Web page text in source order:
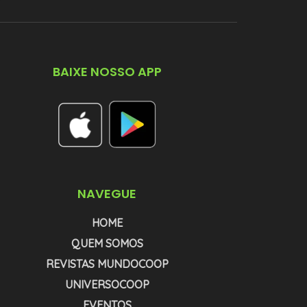
BAIXE NOSSO APP
NAVEGUE
HOME
QUEM SOMOS
REVISTAS MUNDOCOOP
UNIVERSOCOOP